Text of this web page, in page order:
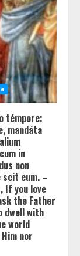
témpore:
mandáta
in
non
scit eum. –
If you love
the Father
dwell with
world
nor